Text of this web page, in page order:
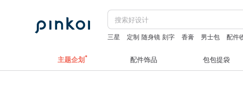
三星 定制 随身镜 刻字 香膏 男士包 配件
主题企划 配件饰品 包包提袋